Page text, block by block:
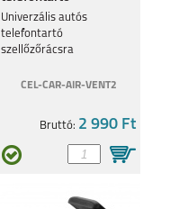
szellőzőrácsra
Univerzális autós
telefontartó
szellőzőrácsra
CEL-CAR-AIR-VENT2
Bruttó: 2 990 Ft